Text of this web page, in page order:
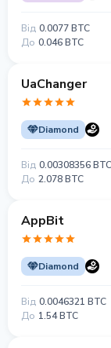
Від 0.0077 BTC
До 0.046 BTC
UaChanger
Diamond
Від 0.00308356 BTC
До 2.078 BTC
AppBit
Diamond
Від 0.0046321 BTC
До 1.54 BTC